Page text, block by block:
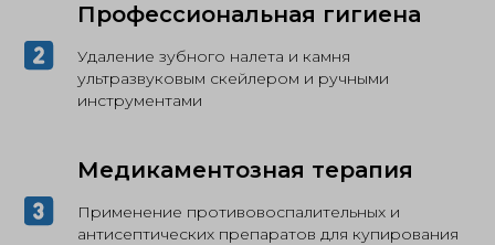
Профессиональная гигиена
Удаление зубного налета и камня
ультразвуковым скейлером и ручными
инструментами
Медикаментозная терапия
Применение противовоспалительных и
антисептических препаратов для купирования